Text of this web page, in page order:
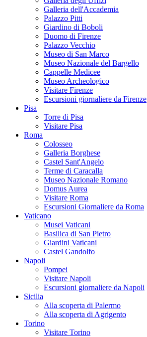
Galleria dell'Accademia
Palazzo Pitti
Giardino di Boboli
Duomo di Firenze
Palazzo Vecchio
Museo di San Marco
Museo Nazionale del Bargello
Cappelle Medicee
Museo Archeologico
Visitare Firenze
Escursioni giornaliere da Firenze
Pisa
Torre di Pisa
Visitare Pisa
Roma
Colosseo
Galleria Borghese
Castel Sant'Angelo
Terme di Caracalla
Museo Nazionale Romano
Domus Aurea
Visitare Roma
Escursioni Giornaliere da Roma
Vaticano
Musei Vaticani
Basilica di San Pietro
Giardini Vaticani
Castel Gandolfo
Napoli
Pompei
Visitare Napoli
Escursioni giornaliere da Napoli
Sicilia
Alla scoperta di Palermo
Alla scoperta di Agrigento
Torino
Visitare Torino